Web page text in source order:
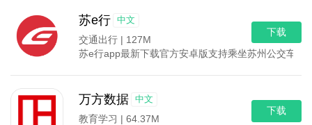
苏e行 中文
交通出行 | 127M
苏e行app最新下载官方安卓版支持乘坐苏州公交车
下载
万方数据 中文
教育学习 | 64.37M
下载